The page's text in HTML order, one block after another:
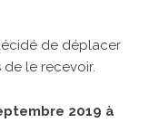
de déplacer
de le recevoir.
2019 à